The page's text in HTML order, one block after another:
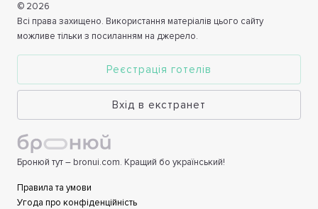
© 2026
Всі права захищено. Використання матеріалів цього сайту
можливе тільки з посиланням на джерело.
Реєстрація готелів
Вхід в екстранет
Бронюй тут – bronui.com. Кращий бо український!
Правила та умови
Угода про конфіденційність